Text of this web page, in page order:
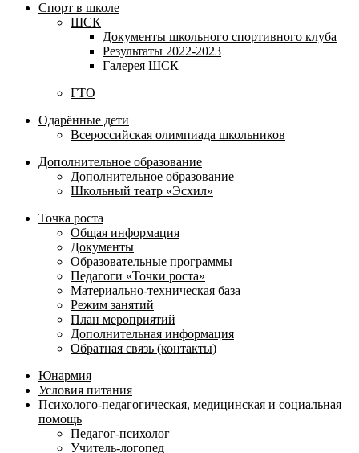
Спорт в школе
ШСК
Документы школьного спортивного клуба
Результаты 2022-2023
Галерея ШСК
ГТО
Одарённые дети
Всероссийская олимпиада школьников
Дополнительное образование
Дополнительное образование
Школьный театр «Эсхил»
Точка роста
Общая информация
Документы
Образовательные программы
Педагоги «Точки роста»
Материально-техническая база
Режим занятий
План мероприятий
Дополнительная информация
Обратная связь (контакты)
Юнармия
Условия питания
Психолого-педагогическая, медицинская и социальная
помощь
Педагог-психолог
Учитель-логопед